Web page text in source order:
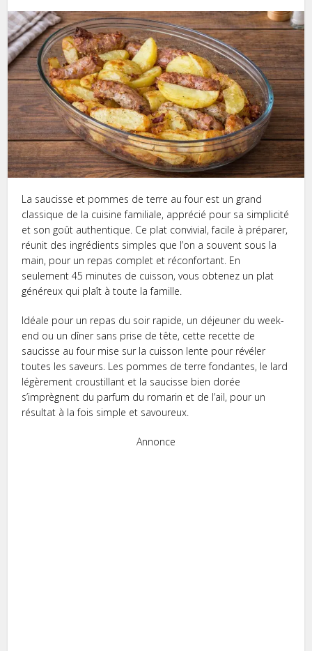
La saucisse et pommes de terre au four est un grand
classique de la cuisine familiale, apprécié pour sa simplicité
et son goût authentique. Ce plat convivial, facile à préparer,
réunit des ingrédients simples que l’on a souvent sous la
main, pour un repas complet et réconfortant. En
seulement 45 minutes de cuisson, vous obtenez un plat
généreux qui plaît à toute la famille.
Idéale pour un repas du soir rapide, un déjeuner du week-
end ou un dîner sans prise de tête, cette recette de
saucisse au four mise sur la cuisson lente pour révéler
toutes les saveurs. Les pommes de terre fondantes, le lard
légèrement croustillant et la saucisse bien dorée
s’imprègnent du parfum du romarin et de l’ail, pour un
résultat à la fois simple et savoureux.
Annonce